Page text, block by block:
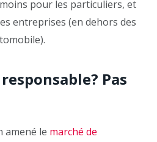
pour les particuliers, et
entreprises (en dehors des
Pas
amené le marché de